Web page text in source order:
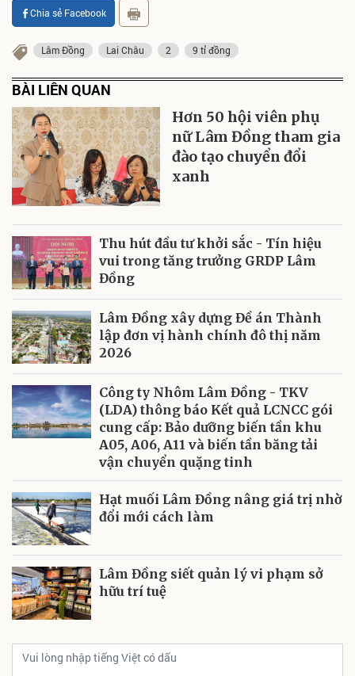
Chia sẻ Facebook
Lâm Đồng Lai Châu 2 9 tỉ đồng
BÀI LIÊN QUAN
Hơn 50 hội viên phụ
nữ Lâm Đồng tham gia
đào tạo chuyển đổi
xanh
Thu hút đầu tư khởi sắc - Tín hiệu
vui trong tăng trưởng GRDP Lâm
Đồng
Lâm Đồng xây dựng Đề án Thành
lập đơn vị hành chính đô thị năm
2026
Công ty Nhôm Lâm Đồng - TKV
(LDA) thông báo Kết quả LCNCC gói
cung cấp: Bảo dưỡng biến tần khu
A05, A06, A11 và biến tần băng tải
vận chuyển quặng tinh
Hạt muối Lâm Đồng nâng giá trị nhờ
đổi mới cách làm
Lâm Đồng siết quản lý vi phạm sở
hữu trí tuệ